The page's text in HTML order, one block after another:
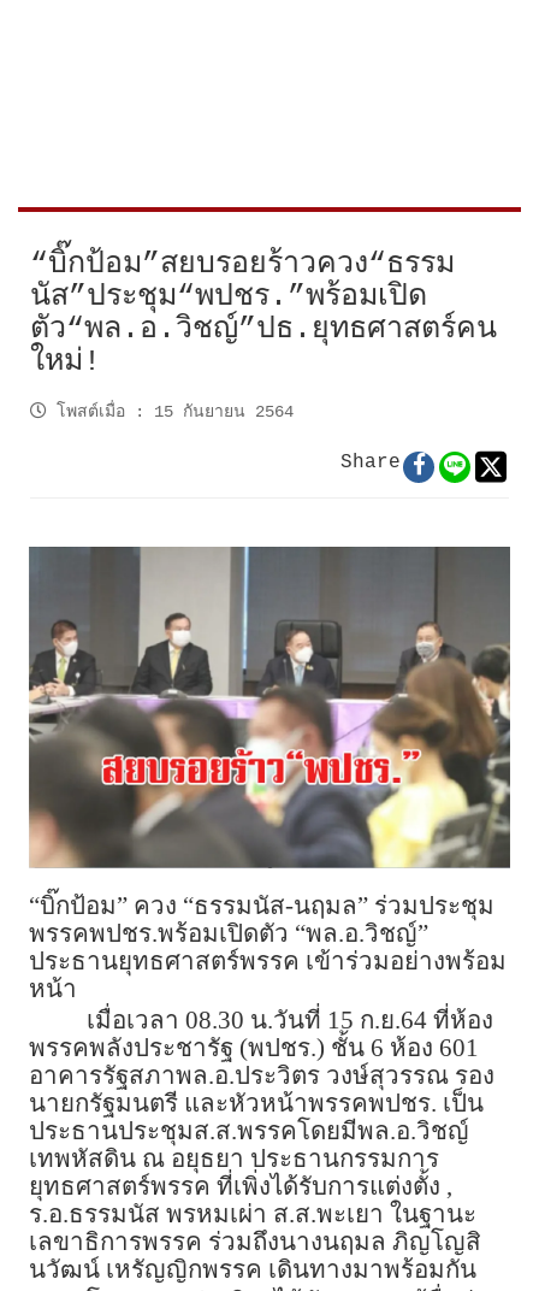
“บิ๊กป้อม”สยบรอยร้าวควง“ธรรม
นัส”ประชุม“พปชร.”พร้อมเปิด
ตัว“พล.อ.วิชญ์”ปธ.ยุทธศาสตร์คน
ใหม่!
โพสต์เมื่อ : 15 กันยายน 2564
Share
“บิ๊กป้อม” ควง “ธรรมนัส-นฤมล” ร่วมประชุม
พรรคพปชร.พร้อมเปิดตัว “พล.อ.วิชญ์”
ประธานยุทธศาสตร์พรรค เข้าร่วมอย่างพร้อม
หน้า
เมื่อเวลา 08.30 น.วันที่ 15 ก.ย.64 ที่ห้อง
พรรคพลังประชารัฐ (พปชร.) ชั้น 6 ห้อง 601
อาคารรัฐสภาพล.อ.ประวิตร วงษ์สุวรรณ รอง
นายกรัฐมนตรี และหัวหน้าพรรคพปชร. เป็น
ประธานประชุมส.ส.พรรคโดยมีพล.อ.วิชญ์
เทพหัสดิน ณ อยุธยา ประธานกรรมการ
ยุทธศาสตร์พรรค ที่เพิ่งได้รับการแต่งตั้ง ,
ร.อ.ธรรมนัส พรหมเผ่า ส.ส.พะเยา ในฐานะ
เลขาธิการพรรค ร่วมถึงนางนฤมล ภิญโญสิ
นวัฒน์ เหรัญญิกพรรค เดินทางมาพร้อมกัน